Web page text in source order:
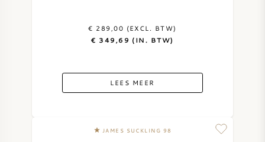
€ 289,00 (EXCL. BTW)
€ 349,69 (IN. BTW)
LEES MEER
JAMES SUCKLING 98